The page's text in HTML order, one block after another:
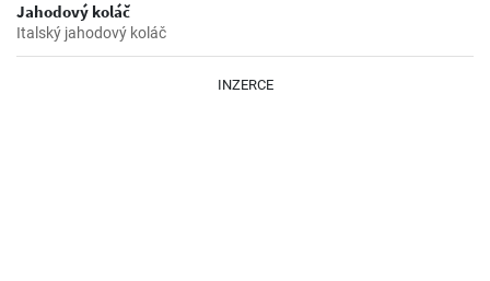
Jahodový koláč
Italský jahodový koláč
INZERCE